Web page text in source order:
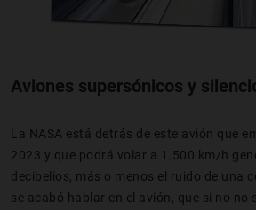
Aviones supersónicos y
La NASA está detrás de este avión que
2023 y que podrá volar a 1.500 km/h
decibelios, más o menos el ruido de una
se acabó hablar en el avión, que si no no